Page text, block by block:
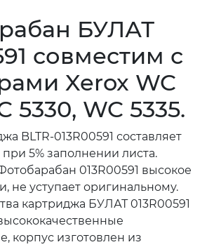
БУЛАТ
совместим с
Xerox WC
5330, WC 5335.
BLTR-013R00591 составляет
5% заполнении листа.
013R00591 высокое
не уступает оригинальному.
картриджа БУЛАТ 013R00591
корпус изготовлен из